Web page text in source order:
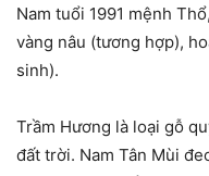
Nam tuổi 1991 mệnh
vàng nâu (tương hợp),
sinh).
Trầm Hương là loại gỗ
đất trời. Nam Tân Mùi